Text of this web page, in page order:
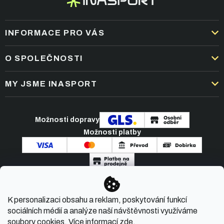
K personalizaci obsahu a reklam, poskytování funkcí
sociálních médií a analýze naší návštěvnosti využíváme
soubory cookies. Více informacízde.
INFORMACE PRO VÁS
DOPRAVA A PLATBA
OBCHODNÍ PODMÍNKY
REKLAMACE A VRÁCENÍ ZBOŽÍ
PODMÍNKY AKCÍ
O SPOLEČNOSTI
KARIÉRA
NEJČASTĚJŠÍ OTÁZKY
MY JSME INASPORT
ČLÁNKY A NOVINKY
KONTAKT
Možnosti dopravy
Možnosti platby
Copyright 2026INASPORT.CZ. Všechna práva
vyhrazena.